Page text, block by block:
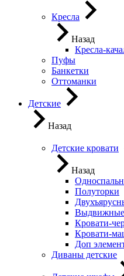
Кресла
Назад
Кресла-
Пуфы
Банкетки
Оттоманки
Детские
Назад
Детские кровати
Назад
Полуторки
Выдвижные
Кровати-
Кровати-
Доп
Диваны детские